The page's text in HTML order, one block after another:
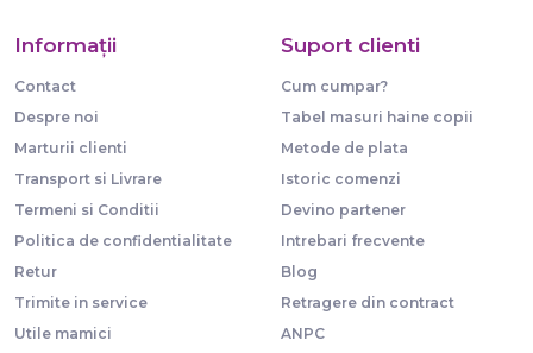
Informaţii
Contact
Despre noi
Marturii clienti
Transport si Livrare
Termeni si Conditii
Politica de confidentialitate
Retur
Trimite in service
Utile mamici
Suport clienti
Cum cumpar?
Tabel masuri haine copii
Metode de plata
Istoric comenzi
Devino partener
Intrebari frecvente
Blog
Retragere din contract
ANPC